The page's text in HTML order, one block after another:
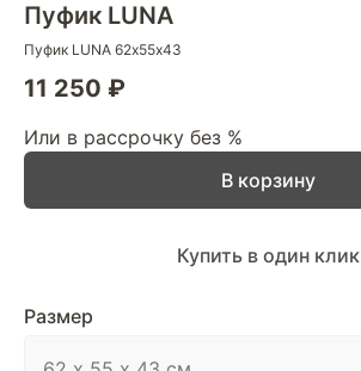
Пуфик LUNA
Пуфик LUNA 62х55х43
11 250 ₽
Или в рассрочку без %
Размер
В корзину
Купить в один клик